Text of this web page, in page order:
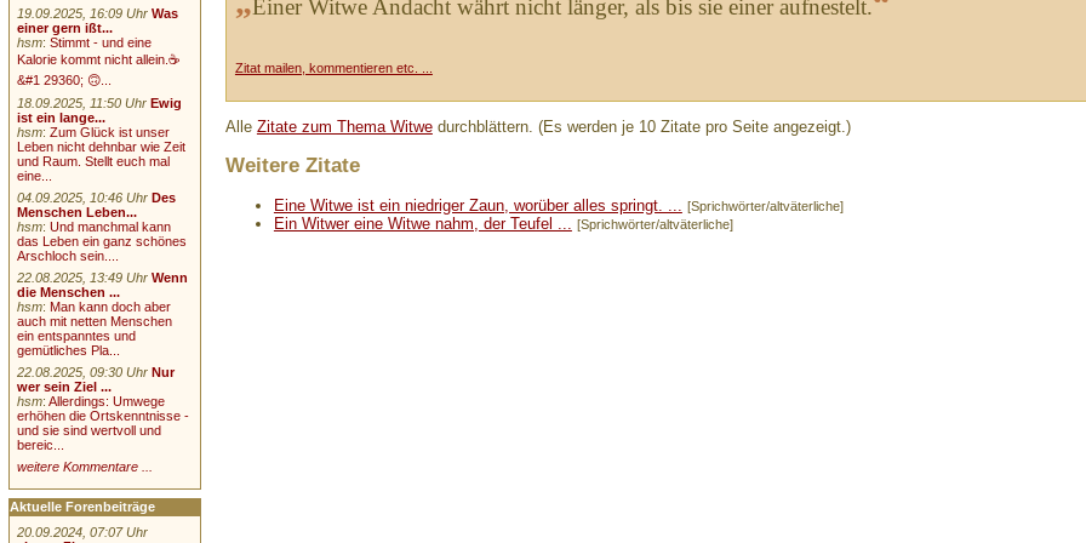
Einer Witwe Andacht währt nicht länger, als bis sie einer aufnestelt.
Zitat mailen, kommentieren etc. ...
Alle Zitate zum Thema Witwedurchblättern. (Es werden je 10 Zitate pro Seite angezeigt.)
Weitere Zitate
Eine Witwe ist ein niedriger Zaun, worüber alles springt. ... [Sprichwörter/altväterliche]
Ein Witwer eine Witwe nahm, der Teufel ... [Sprichwörter/altväterliche]
19.09.2025, 16:09 Uhr Was
einer gern ißt...
hsm:Stimmt - und eine
Kalorie kommt nicht allein.☕
&#1 29360; 🙃...
18.09.2025, 11:50 Uhr Ewig
ist ein lange...
hsm:Zum Glück ist unser
Leben nicht dehnbar wie Zeit
und Raum. Stellt euch mal
eine...
04.09.2025, 10:46 Uhr Des
Menschen Leben...
hsm:Und manchmal kann
das Leben ein ganz schönes
Arschloch sein....
22.08.2025, 13:49 Uhr Wenn
die Menschen ...
hsm:Man kann doch aber
auch mit netten Menschen
ein entspanntes und
gemütliches Pla...
22.08.2025, 09:30 Uhr Nur
wer sein Ziel ...
hsm:Allerdings: Umwege
erhöhen die Ortskenntnisse -
und sie sind wertvoll und
bereic...
weitere Kommentare ...
Aktuelle Forenbeiträge
20.09.2024, 07:07 Uhr